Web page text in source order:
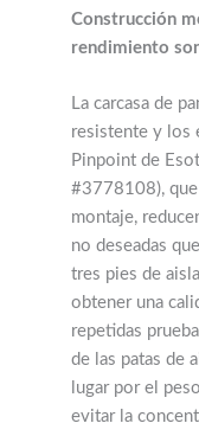
Construcción
rendimiento
La carcasa de
resistente y los
Pinpoint de
#3778108), que
montaje,
no deseadas
tres pies de
obtener una
repetidas
de las patas de
lugar por el
evitar la